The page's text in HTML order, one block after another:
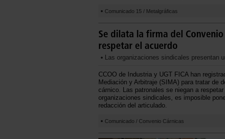
Comunicado 15 / Metalgráficas
Se dilata la firma del
respetar el acuerdo
Las organizaciones sindicales presentan
CCOO de Industria y UGT FICA han
Mediación y Arbitraje (SIMA) para tratar de
cárnico. Las patronales se niegan a
organizaciones sindicales, es imposible
redacción del articulado.
Comunicado / Convenio Cárnicas